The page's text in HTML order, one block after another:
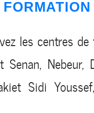
les centres
Senan, Nebeur,
Sidi